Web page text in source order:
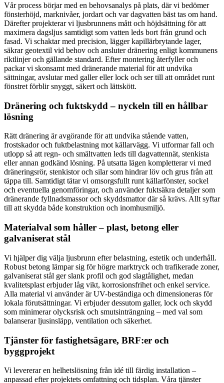
Vår process börjar med en behovsanalys på plats, där vi bedömer
fönsterhöjd, marknivåer, jordart och var dagvatten bäst tas om hand.
Därefter projekterar vi ljusbrunnens mått och höjdsättning för att
maximera dagsljus samtidigt som vatten leds bort från grund och
fasad. Vi schaktar med precision, lägger kapillärbrytande lager,
säkrar geotextil vid behov och ansluter dränering enligt kommunens
riktlinjer och gällande standard. Efter montering återfyller och
packar vi skonsamt med dränerande material för att undvika
sättningar, avslutar med galler eller lock och ser till att området runt
fönstret förblir snyggt, säkert och lättskött.
Dränering och fuktskydd – nyckeln till en hållbar
lösning
Rätt dränering är avgörande för att undvika stående vatten,
frostskador och fuktbelastning mot källarvägg. Vi utformar fall och
utlopp så att regn- och smältvatten leds till dagvattennät, stenkista
eller annan godkänd lösning. På utsatta lägen kompletterar vi med
dräneringsrör, stenkistor och silar som hindrar löv och grus från att
täppa till. Samtidigt tätar vi omsorgsfullt runt källarfönster, sockel
och eventuella genomföringar, och använder fuktsäkra detaljer som
dränerande fyllnadsmassor och skyddsmattor där så krävs. Allt syftar
till att skydda både konstruktion och inomhusmiljö.
Materialval som håller – plast, betong eller
galvaniserat stål
Vi hjälper dig välja ljusbrunn efter belastning, estetik och underhåll.
Robust betong lämpar sig för högre marktryck och trafikerade zoner,
galvaniserat stål ger slank profil och god slagtålighet, medan
kvalitetsplast erbjuder låg vikt, korrosionsfrihet och enkel service.
Alla material vi använder är UV-beständiga och dimensioneras för
lokala förutsättningar. Vi erbjuder dessutom galler, lock och skydd
som minimerar olycksrisk och smutsinträngning – med val som
balanserar ljusinsläpp, ventilation och säkerhet.
Tjänster för fastighetsägare, BRF:er och
byggprojekt
Vi levererar en helhetslösning från idé till färdig installation –
anpassad efter projektets omfattning och tidsplan. Våra tjänster